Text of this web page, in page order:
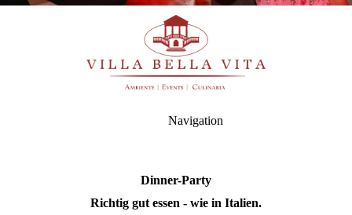
Navigation
Dinner-Party
Richtig gut essen - wie in Italien.